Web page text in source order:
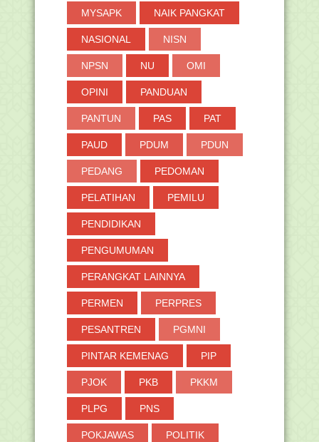
2021(970)
2020(574)
►2019(691)
►2018(264)
2017(371)
2016 (2)
MYSAPK NAIK PANGKAT
NASIONAL NISN
NPSN NU OMI
OPINI PANDUAN
PANTUN PAS PAT
PAUD PDUM PDUN
PEDANG PEDOMAN
PELATIHAN PEMILU
PENDIDIKAN
PENGUMUMAN
PERANGKAT LAINNYA
PERMEN PERPRES
PESANTREN PGMNI
PINTAR KEMENAG PIP
PJOK PKB PKKM
PLPG PNS
POKJAWAS POLITIK